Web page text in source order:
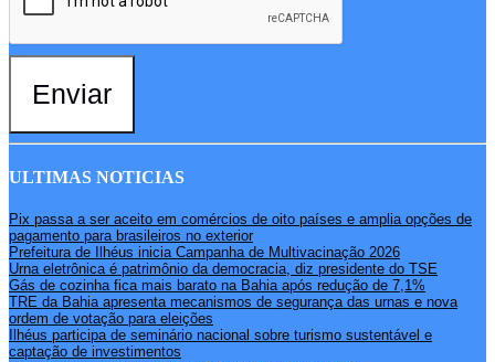
Enviar
ULTIMAS NOTICIAS
Pix passa a ser aceito em comércios de oito países e amplia opções de
pagamento para brasileiros no exterior
Prefeitura de Ilhéus inicia Campanha de Multivacinação 2026
Urna eletrônica é patrimônio da democracia, diz presidente do TSE
Gás de cozinha fica mais barato na Bahia após redução de 7,1%
TRE da Bahia apresenta mecanismos de segurança das urnas e nova
ordem de votação para eleições
Ilhéus participa de seminário nacional sobre turismo sustentável e
captação de investimentos